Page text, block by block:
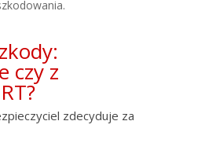
czy z
zdecyduje za